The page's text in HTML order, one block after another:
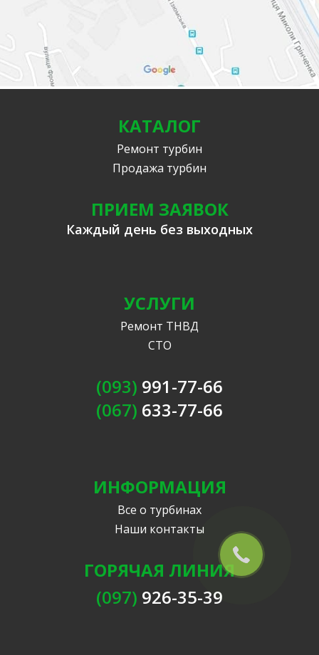
КАТАЛОГ
Ремонт турбин
Продажа турбин
ПРИЕМ ЗАЯВОК
Каждый день без выходных
УСЛУГИ
Ремонт ТНВД
СТО
(093) 991-77-66
(067) 633-77-66
ИНФОРМАЦИЯ
Все о турбинах
Наши контакты
ГОРЯЧАЯ ЛИНИЯ
(097) 926-35-39